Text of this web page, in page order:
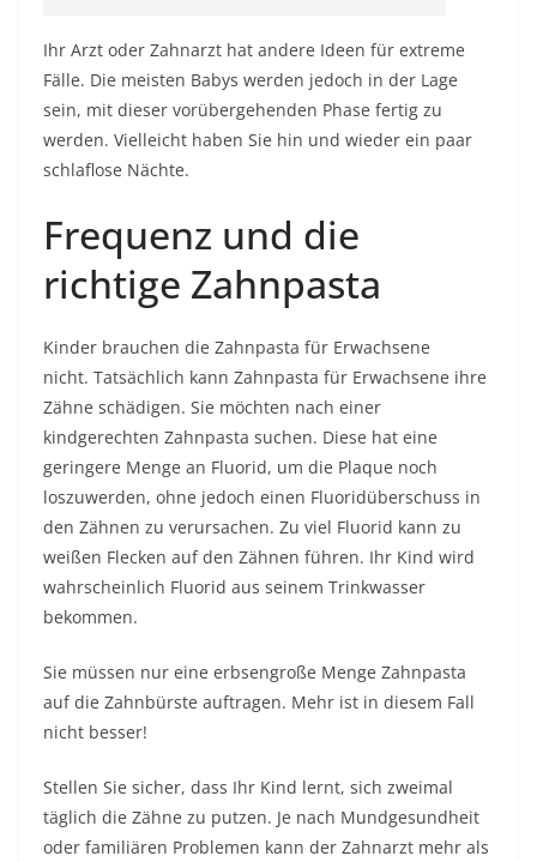
Ihr Arzt oder Zahnarzt hat andere Ideen für extreme
Fälle. Die meisten Babys werden jedoch in der Lage
sein, mit dieser vorübergehenden Phase fertig zu
werden. Vielleicht haben Sie hin und wieder ein paar
schlaflose Nächte.
Frequenz und die
richtige Zahnpasta
Kinder brauchen die Zahnpasta für Erwachsene
nicht. Tatsächlich kann Zahnpasta für Erwachsene ihre
Zähne schädigen. Sie möchten nach einer
kindgerechten Zahnpasta suchen. Diese hat eine
geringere Menge an Fluorid, um die Plaque noch
loszuwerden, ohne jedoch einen Fluoridüberschuss in
den Zähnen zu verursachen. Zu viel Fluorid kann zu
weißen Flecken auf den Zähnen führen. Ihr Kind wird
wahrscheinlich Fluorid aus seinem Trinkwasser
bekommen.
Sie müssen nur eine erbsengroße Menge Zahnpasta
auf die Zahnbürste auftragen. Mehr ist in diesem Fall
nicht besser!
Stellen Sie sicher, dass Ihr Kind lernt, sich zweimal
täglich die Zähne zu putzen. Je nach Mundgesundheit
oder familiären Problemen kann der Zahnarzt mehr als